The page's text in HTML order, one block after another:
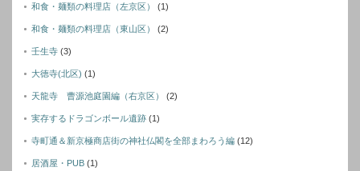
和食・麺類の料理店（左京区） (1)
和食・麺類の料理店（東山区） (2)
壬生寺 (3)
大徳寺(北区) (1)
天龍寺 曹源池庭園編（右京区） (2)
実存するドラゴンボール遺跡 (1)
寺町通＆新京極商店街の神社仏閣を全部まわろう編 (12)
居酒屋・PUB (1)